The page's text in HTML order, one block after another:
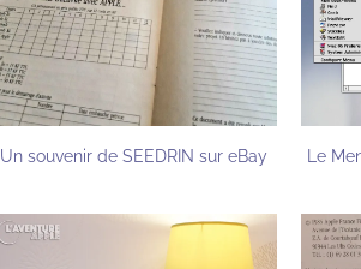
Un souvenir de SEEDRIN sur eBay Le